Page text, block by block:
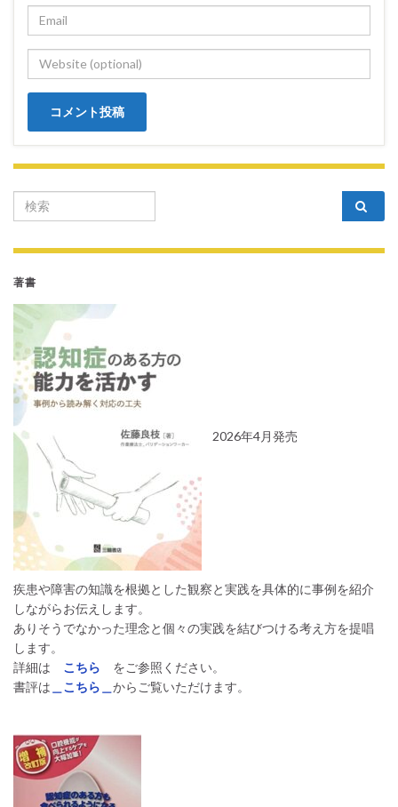
Search for:
著書
2026年4月発売
疾患や障害の知識を根拠とした観察と実践を具体的に事例を紹介
しながらお伝えします。
ありそうでなかった理念と個々の実践を結びつける考え方を提唱
します。
詳細は
こちら
をご参照ください。
書評は ＿こちら＿ からご覧いただけます。